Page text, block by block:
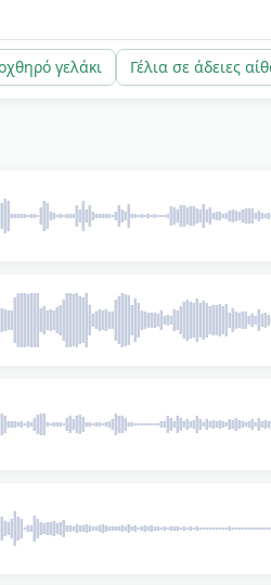
διαβάζεται ως
γελάκι Γέλια σε άδειες